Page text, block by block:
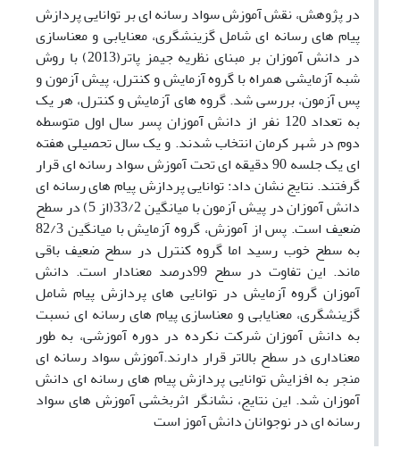
در پژوهش، نقش آموزش سواد رسانه ای بر توانایی پردازش
پیام های رسانه ای شامل گزینشگری، معنایابی و معناسازی
در دانش آموزان بر مبنای نظریه جیمز پاتر(2013) با روش
شبه آزمایشی همراه با گروه آزمایش و کنترل، پیش آزمون و
پس آزمون، بررسی شد. گروه های آزمایش و کنترل، هر یک
به تعداد 120 نفر از دانش آموزان پسر سال اول متوسطه
دوم در شهر کرمان انتخاب شدند. و یک سال تحصیلی هفته
ای یک جلسه 90 دقیقه ای تحت آموزش سواد رسانه ای قرار
گرفتند. نتایج نشان داد: توانایی پردازش پیام های رسانه ای
دانش آموزان در پیش آزمون با میانگین 33/2(از 5) در سطح
ضعیف است. پس از آموزش، گروه آزمایش با میانگین 82/3
به سطح خوب رسید اما گروه کنترل در سطح ضعیف باقی
ماند. این تفاوت در سطح 99درصد معنادار است. دانش
آموزان گروه آزمایش در توانایی های پردازش پیام شامل
گزینشگری، معنایابی و معناسازی پیام های رسانه ای نسبت
به دانش آموزان شرکت نکرده در دوره آموزشی، به طور
معناداری در سطح بالاتر قرار دارند.آموزش سواد رسانه ای
منجر به افزایش توانایی پردازش پیام های رسانه ای دانش
آموزان شد. این نتایج، نشانگر اثربخشی آموزش های سواد
رسانه ای در نوجوانان دانش آموز است